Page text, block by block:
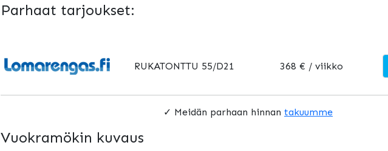
Parhaat tarjoukset:
RUKATONTTU 55/D21 368 € / viikko
✓ Meidän parhaan hinnan takuumme
Vuokramökin kuvaus